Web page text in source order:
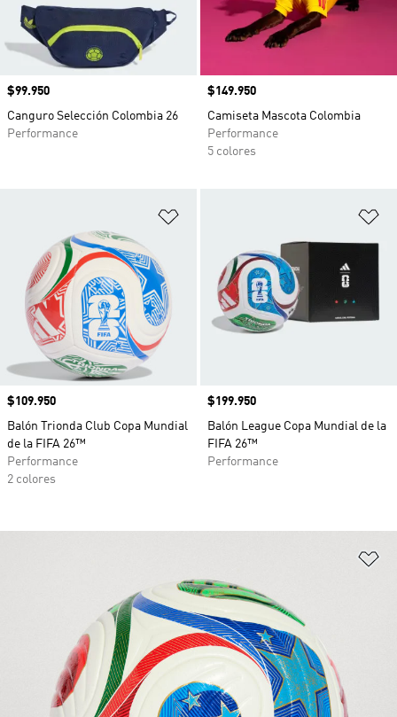
Precio
$99.950
Canguro Selección Colombia 26
Performance
Precio
$149.950
Camiseta Mascota Colombia
Performance
5 colores
Precio
$109.950
Balón Trionda Club Copa Mundial
de la FIFA 26™
Performance
2 colores
Precio
$199.950
Balón League Copa Mundial de la
FIFA 26™
Performance